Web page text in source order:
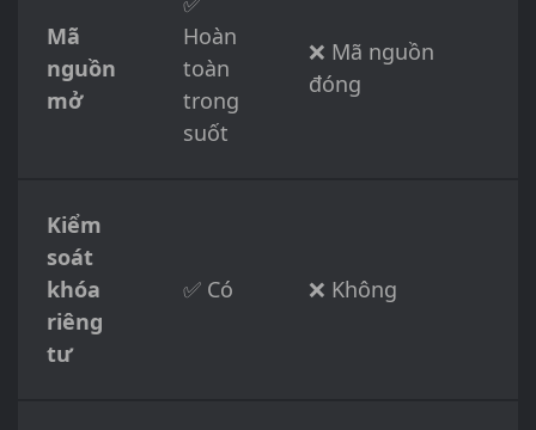
Mã
nguồn
mở
Hoàn
toàn
trong
suốt
❌ Mã nguồn
đóng
Kiểm
soát
khóa
riêng
tư
✅ Có ❌ Không